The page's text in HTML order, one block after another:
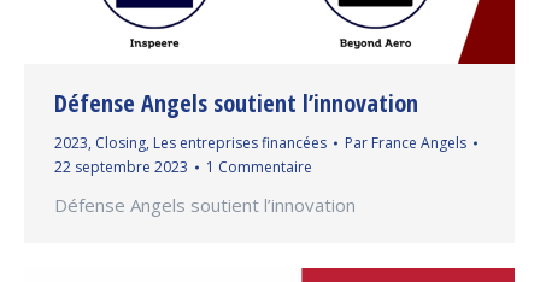
Défense Angels soutient l’innovation
2023, Closing, Les entreprises financées Par France Angels
22 septembre 2023
1 Commentaire
Défense Angels soutient l’innovation